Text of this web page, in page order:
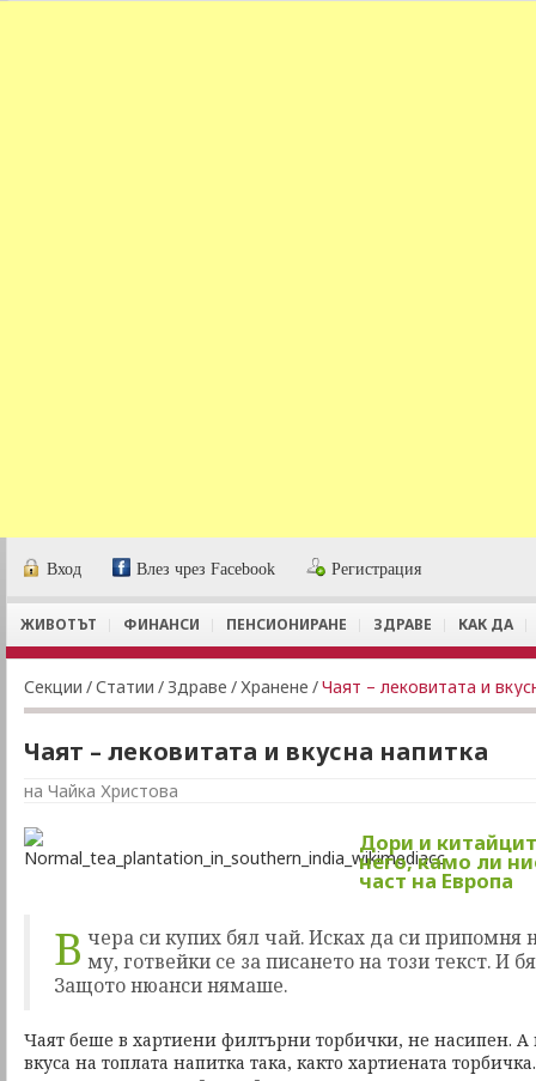
Вход Влез чрез Facebook Регистрация
ЖИВОТЪТ ФИНАНСИ ПЕНСИОНИРАНЕ ЗДРАВЕ КАК ДА
Секции /Статии / Здраве /Хранене /Чаят – лековитата и
Чаят – лековитата и вкусна напитка
на Чайка Христова
Дори и
него, камо ли
част на Европа
В чера си купих бял чай. Исках да си припомня
му, готвейки се за писането на този текст. И
Защото нюанси нямаше.
Чаят беше в хартиени филтърни торбички, не насипен.
вкуса на топлата напитка така, както хартиената